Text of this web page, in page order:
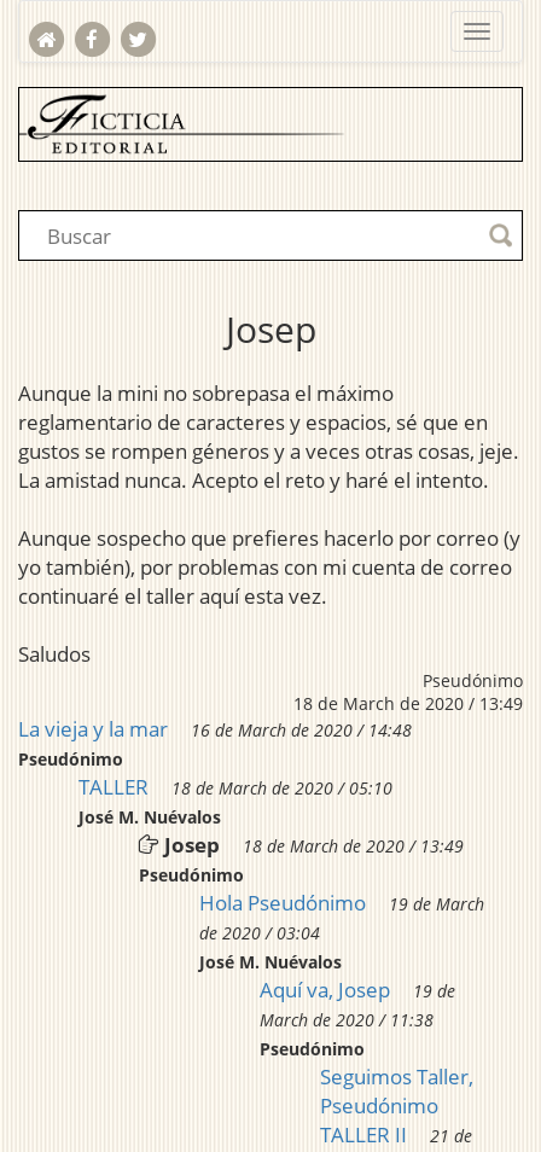
Josep
Aunque la mini no sobrepasa el máximo
reglamentario de caracteres y espacios, sé que en
gustos se rompen géneros y a veces otras cosas, jeje.
La amistad nunca. Acepto el reto y haré el intento.
Aunque sospecho que prefieres hacerlo por correo (y
yo también), por problemas con mi cuenta de correo
continuaré el taller aquí esta vez.
Saludos
Pseudónimo
18 de March de 2020 / 13:49
La vieja y la mar
16 de March de 2020 / 14:48
Pseudónimo
TALLER
18 de March de 2020 / 05:10
José M. Nuévalos
Josep
18 de March de 2020 / 13:49
Pseudónimo
Hola Pseudónimo
19 de March
de 2020 / 03:04
José M. Nuévalos
Aquí va, Josep
19 de
March de 2020 / 11:38
Pseudónimo
Seguimos Taller,
Pseudónimo
TALLER II
21 de